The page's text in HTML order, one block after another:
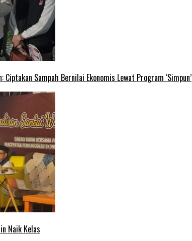
Sampah Bernilai Ekonomis Lewat Program ‘Simpun’
Naik Kelas